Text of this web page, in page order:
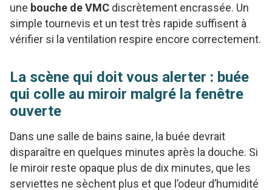
une bouche de VMC discrètement encrassée. Un
simple tournevis et un test très rapide suffisent à
vérifier si la ventilation respire encore correctement.
La scène qui doit vous alerter : buée
qui colle au miroir malgré la fenêtre
ouverte
Dans une salle de bains saine, la buée devrait
disparaître en quelques minutes après la douche. Si
le miroir reste opaque plus de dix minutes, que les
serviettes ne sèchent plus et que l’odeur d’humidité